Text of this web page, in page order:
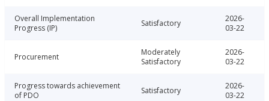
Overall Implementation
Progress (IP)
Satisfactory
2026-
03-22
Procurement
Moderately
Satisfactory
2026-
03-22
Progress towards achievement
of PDO
Satisfactory
2026-
03-22